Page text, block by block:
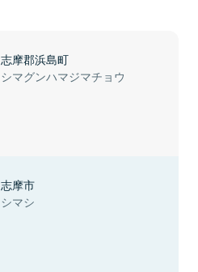
志摩郡浜島町
シマグンハマジマチョウ
志摩市
シマシ